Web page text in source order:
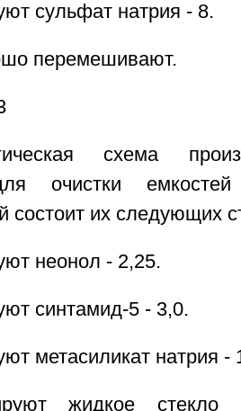
сульфат натрия - 8.
перемешивают.
схема
очистки
состоит их следующих
неонол - 2,25.
синтамид-5 - 3,0.
метасиликат натрия -
жидкое стекло